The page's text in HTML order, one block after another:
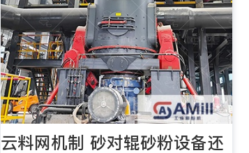
云料网机制 砂对辊砂粉设备还